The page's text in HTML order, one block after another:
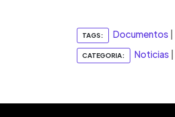
TAGS: Documentos
CATEGORIA: Noticias